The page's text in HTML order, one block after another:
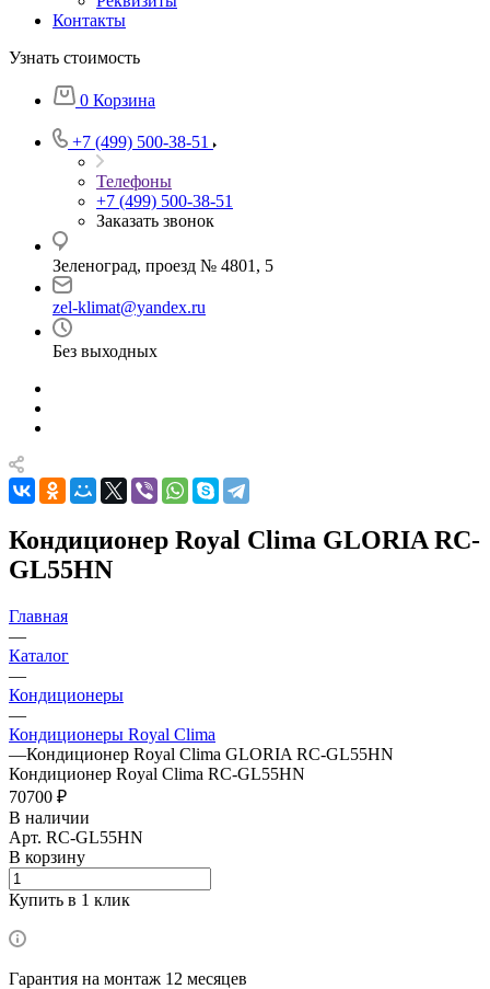
Контакты
Узнать стоимость
0 Корзина
+7 (499) 500-38-51
Телефоны
+7 (499) 500-38-51
Заказать звонок
Зеленоград, проезд № 4801, 5
zel-klimat@yandex.ru
Без выходных
Кондиционер Royal Clima GLORIA RC-
GL55HN
Главная
—
Каталог
—
Кондиционеры
—
Кондиционеры Royal Clima
—Кондиционер Royal Clima GLORIA RC-GL55HN
Кондиционер Royal Clima RC-GL55HN
70700 ₽
В наличии
Арт. RC-GL55HN
В корзину
Купить в 1 клик
Гарантия на монтаж 12 месяцев